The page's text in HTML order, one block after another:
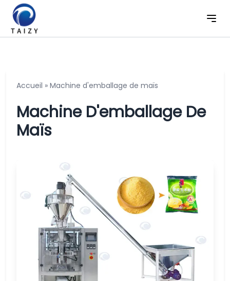
Accueil » Machine d'emballage de maïs
Machine D'emballage De
Maïs